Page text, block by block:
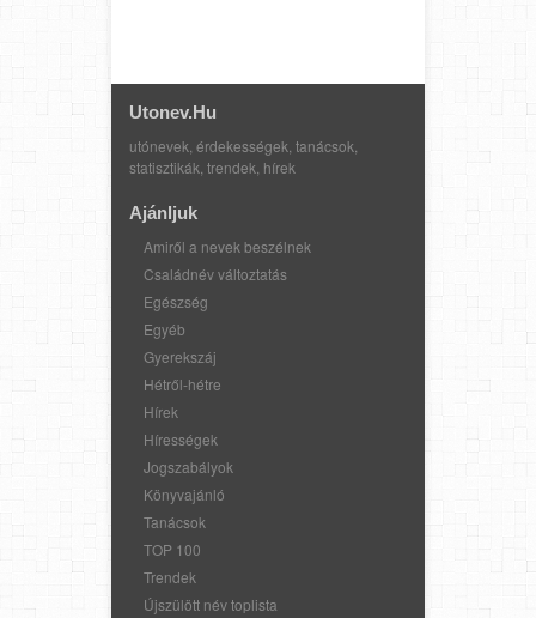
Utonev.hu
utónevek, érdekességek, tanácsok,
statisztikák, trendek, hírek
Ajánljuk
Amiről a nevek beszélnek
Családnév változtatás
Egészség
Egyéb
Gyerekszáj
Hétről-hétre
Hírek
Hírességek
Jogszabályok
Könyvajánló
Tanácsok
TOP 100
Trendek
Újszülött név toplista